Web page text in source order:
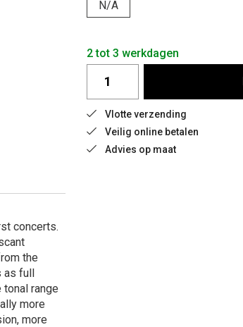
N/A
2 tot 3 werkdagen
Vlotte verzending
Veilig online betalen
Advies op maat
concerts.
the
as full
range
more
more